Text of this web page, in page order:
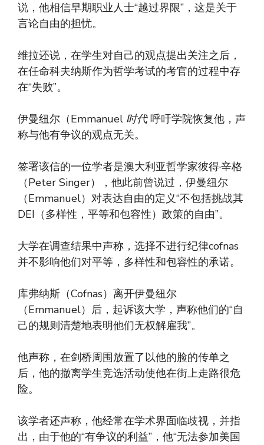
说，他相信早期职业人士“越过界限”，这是关于
言论自由的担忧。
维拉还说，在学生对自己的观点提出关注之后，
在任命科夫纳斯作为哲学考试的考官的过程中存
在“失败”。
伊曼纽尔（Emmanuel 时代呼吁学院恢复他，声
称与他有争议的观点无关。
签署该信的一位学者是澳大利亚哲学家彼得·辛格
（Peter Singer），他此前曾说过，伊曼纽尔
（Emmanuel）对表达自由的定义“不包括挑战其
DEI（多样性，平等和包容性）政策的自由”。
大学在调查结果中声称，选择不进行纪律cofnas
并不影响他们对平等，多样性和包容性的承诺。
库弗纳斯（Cofnas）离开伊曼纽尔
（Emmanuel）后，起诉该大学，声称他们的“自
己的规则清楚地表明他们无权解雇我”。
他声称，在剑桥周围放置了以他的脸的传单之
后，他的撤离学生竞选活动使他在街上走路很危
险。
该学者还声称，他经常在学术界面临歧视，并指
出，由于他的“有争议的利益”，他“无法参加美国